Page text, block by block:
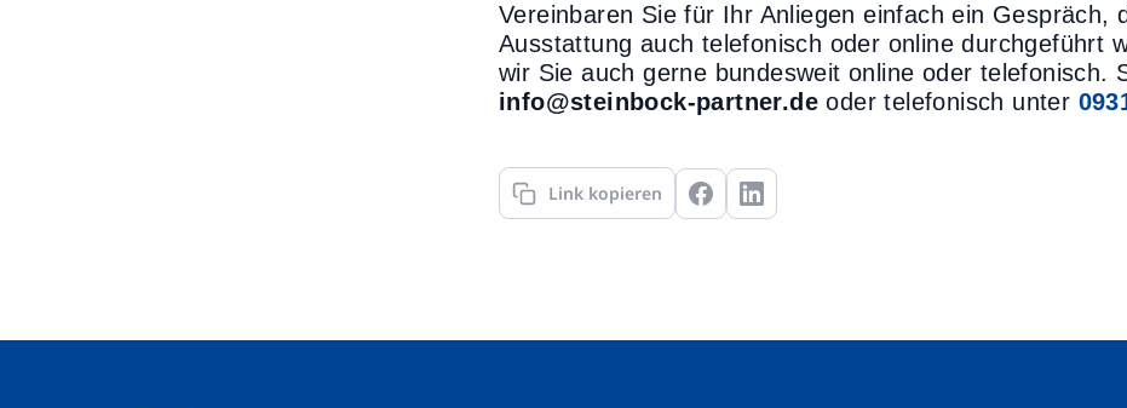
Vereinbaren Sie für Ihr Anliegen einfach ein Gespräch,
Ausstattung auch telefonisch oder online durchgeführt
wir Sie auch gerne bundesweit online oder telefonisch.
info@steinbock-partner.de oder telefonisch unter
Link kopieren